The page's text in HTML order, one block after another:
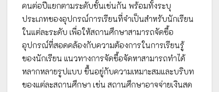
คนต่อปีแยกตามระดับชั้นเช่นกัน พร้อมทั้งระบุ
ประเภทของอุปกรณ์การเรียนที่จำเป็นสำหรับนักเรียน
ในแต่ละระดับ เพื่อให้สถานศึกษาสามารถจัดซื้อ
อุปกรณ์ที่สอดคล้องกับความต้องการในการเรียนรู้
ของนักเรียน แนวทางการจัดซื้อจัดหาสามารถทำได้
หลากหลายรูปแบบ ขึ้นอยู่กับความเหมาะสมและบริบท
ของแต่ละสถานศึกษา เช่น สถานศึกษาอาจจ่ายเงินสด